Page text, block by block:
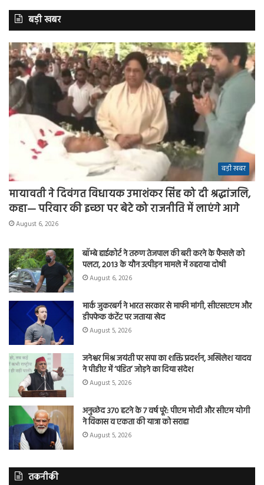
बड़ी खबर
बड़ी खबर
मायावती ने दिवंगत विधायक उमाशंकर सिंह को दी श्रद्धांजलि,
कहा— परिवार की इच्छा पर बेटे को राजनीति में लाएंगे आगे
August 6, 2026
बॉम्बे हाईकोर्ट ने तरुण तेजपाल की बरी करने के फैसले को
पलटा, 2013 के यौन उत्पीड़न मामले में ठहराया दोषी
August 6, 2026
मार्क जुकरबर्ग ने भारत सरकार से माफी मांगी, सीएसएएम और
डीपफेक कंटेंट पर जताया खेद
August 5, 2026
जनेश्वर मिश्र जयंती पर सपा का शक्ति प्रदर्शन, अखिलेश यादव
ने पीडीए में ‘पंडित’ जोड़ने का दिया संदेश
August 5, 2026
अनुच्छेद 370 हटने के 7 वर्ष पूरे: पीएम मोदी और सीएम योगी
ने विकास व एकता की यात्रा को सराहा
August 5, 2026
तकनीकी